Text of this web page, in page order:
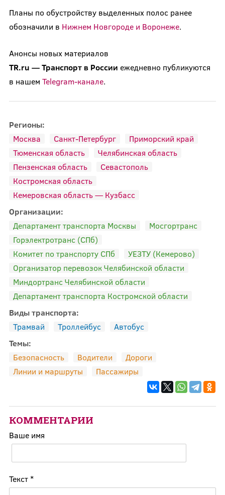
Планы по обустройству выделенных полос ранее
обозначили в Нижнем Новгороде и Воронеже.
Анонсы новых материалов
TR.ru — Транспорт в России ежедневно публикуются
в нашем Telegram-канале.
Регионы:
Москва
Санкт-Петербург
Приморский край
Тюменская область
Челябинская область
Пензенская область
Севастополь
Костромская область
Кемеровская область — Кузбасс
Организации:
Департамент транспорта Москвы
Мосгортранс
Горэлектротранс (СПб)
Комитет по транспорту СПб
УЕЗТУ (Кемерово)
Организатор перевозок Челябинской области
Миндортранс Челябинской области
Департамент транспорта Костромской области
Виды транспорта:
Трамвай
Троллейбус
Автобус
Темы:
Безопасность
Водители
Дороги
Линии и маршруты
Пассажиры
КОММЕНТАРИИ
Ваше имя
Текст *